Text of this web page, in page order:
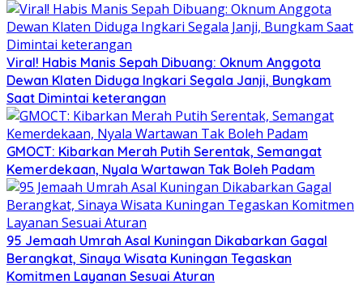
Viral! Habis Manis Sepah Dibuang: Oknum Anggota
Dewan Klaten Diduga Ingkari Segala Janji, Bungkam
Saat Dimintai keterangan
GMOCT: Kibarkan Merah Putih Serentak, Semangat
Kemerdekaan, Nyala Wartawan Tak Boleh Padam
95 Jemaah Umrah Asal Kuningan Dikabarkan Gagal
Berangkat, Sinaya Wisata Kuningan Tegaskan
Komitmen Layanan Sesuai Aturan